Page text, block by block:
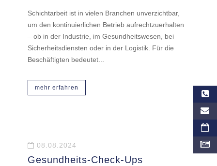
Schichtarbeit ist in vielen Branchen unverzichtbar,
um den kontinuierlichen Betrieb aufrechtzuerhalten
– ob in der Industrie, im Gesundheitswesen, bei
Sicherheitsdiensten oder in der Logistik. Für die
Beschäftigten bedeutet...
mehr erfahren
08.08.2024
Gesundheits-Check-Ups